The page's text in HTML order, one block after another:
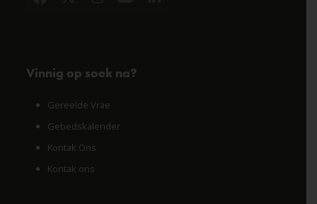
Vinnig op soek na?
Gereelde Vrae
Gebedskalender
Kontak Ons
Kontak ons